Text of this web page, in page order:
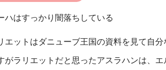
ハはすっかり闇落ちしている
エットはダニューブ王国の資料を見て自
がラリエットだと思ったアスラハンは、